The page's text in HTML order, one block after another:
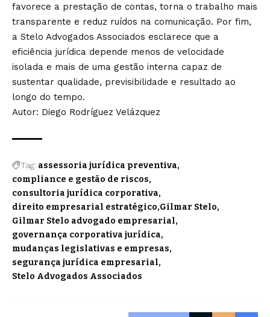
favorece a prestação de contas, torna o trabalho mais
transparente e reduz ruídos na comunicação. Por fim,
a Stelo Advogados Associados esclarece que a
eficiência jurídica depende menos de velocidade
isolada e mais de uma gestão interna capaz de
sustentar qualidade, previsibilidade e resultado ao
longo do tempo.
Autor: Diego Rodríguez Velázquez
Tag: assessoria jurídica preventiva
compliance e gestão de riscos
consultoria jurídica corporativa
direito empresarial estratégico Gilmar Stelo
Gilmar Stelo advogado empresarial
governança corporativa jurídica
mudanças legislativas e empresas
segurança jurídica empresarial
Stelo Advogados Associados